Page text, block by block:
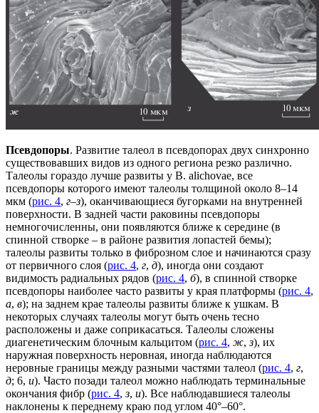
Псевдопоры. Развитие талеол в псевдопорах двух синхронно
существовавших видов из одного региона резко различно.
Талеолы гораздо лучше развиты у B. alichovae, все
псевдопоры которого имеют талеолы толщиной около 8–14
мкм (рис. 4, г–з), оканчивающиеся бугорками на внутренней
поверхности. В задней части раковины псевдопоры
немногочисленны, они появляются ближе к середине (в
спинной створке – в районе развития лопастей бемы);
талеолы развиты только в фиброзном слое и начинаются сразу
от первичного слоя (рис. 4, г, д), иногда они создают
видимость радиальных рядов (рис. 4, б), в спинной створке
псевдопоры наиболее часто развиты у края платформы (рис. 4,
а, в); на заднем крае талеолы развиты ближе к ушкам. В
некоторых случаях талеолы могут быть очень тесно
расположены и даже соприкасаться. Талеолы сложены
диагенетическим блочным кальцитом (рис. 4, ж,з), их
наружная поверхность неровная, иногда наблюдаются
неровные границы между разными частями талеол (рис. 4, г,
д; 6, и). Часто позади талеол можно наблюдать терминальные
окончания фибр (рис. 4,з, и). Все наблюдавшиеся талеолы
наклонены к переднему краю под углом 40°–60°.